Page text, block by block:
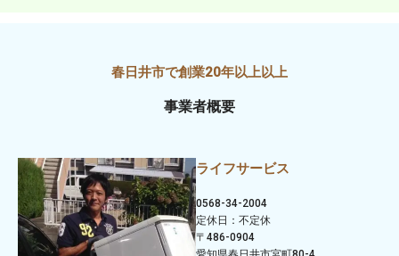
事業者概要
ライフサービス
0568-34-2004
定休日：不定休
〒486-0904